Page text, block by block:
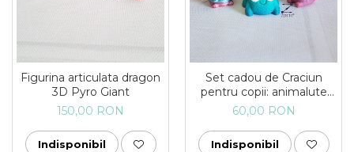
Figurina articulata dragon
3D Pyro Giant
150,00 RON
Indisponibil
Set cadou de Craciun
pentru copii: animalute
printate 3D, breloc si
cutiuta cu bomboane
cadou
60,00 RON
Indisponibil